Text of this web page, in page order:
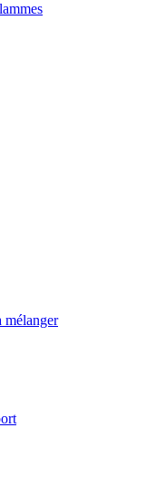
mélanger